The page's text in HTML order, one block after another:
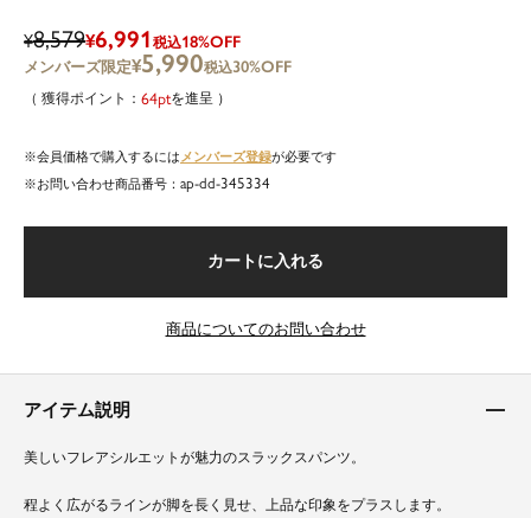
¥8,579¥6,991 税込18%OFF
¥5,990税込30%OFF
64 を進呈
会員価格で購入するには メンバーズ登録が必要です
商品番号
ap-dd-345334
カートに入れる
商品についてのお問い合わせ
アイテム説明
美しいフレアシルエットが魅力のスラックスパンツ。
程よく広がるラインが脚を長く見せ、上品な印象をプラスします。